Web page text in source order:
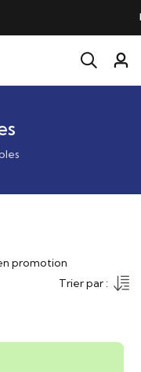
DE MORUE
promotion
Trier par :